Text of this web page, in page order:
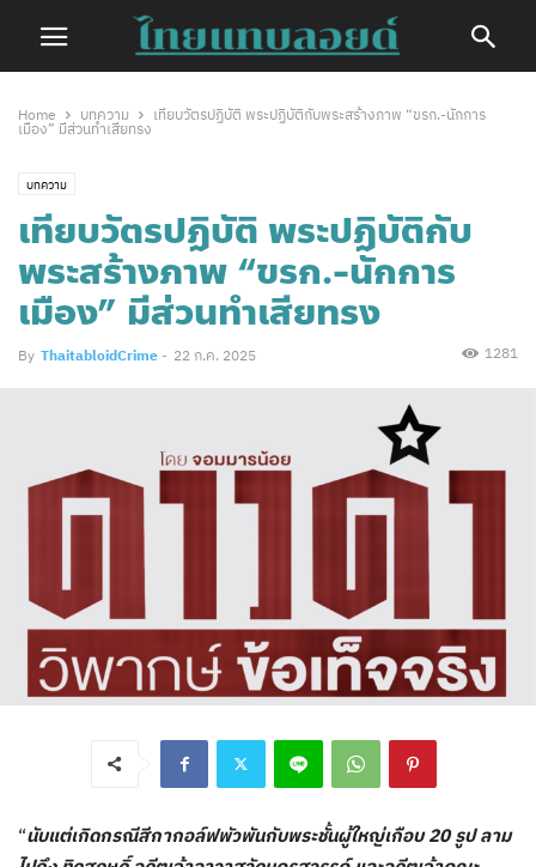
Home บทความ
เทียบวัตรปฏิบัติ พระปฏิบัติกับพระสร้างภาพ “ขรก.-นักการ
เมือง” มีส่วนทำเสียทรง
บทความ
เทียบวัตรปฏิบัติ พระปฏิบัติกับ
พระสร้างภาพ “ขรก.-นักการ
เมือง” มีส่วนทำเสียทรง
By ThaitabloidCrime - 22 ก.ค. 2025 1281
“นับแต่เกิดกรณีสีกากอล์ฟพัวพันกับพระชั้นผู้ใหญ่เกือบ 20 รูป ลาม